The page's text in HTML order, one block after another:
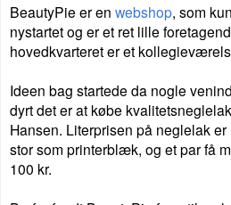
BeautyPie er en webshop, som
nystartet og er et ret lille
hovedkvarteret er et
Ideen bag startede da nogle
dyrt det er at købe
Hansen. Literprisen på neglelak
stor som printerblæk, og et par få
100 kr.